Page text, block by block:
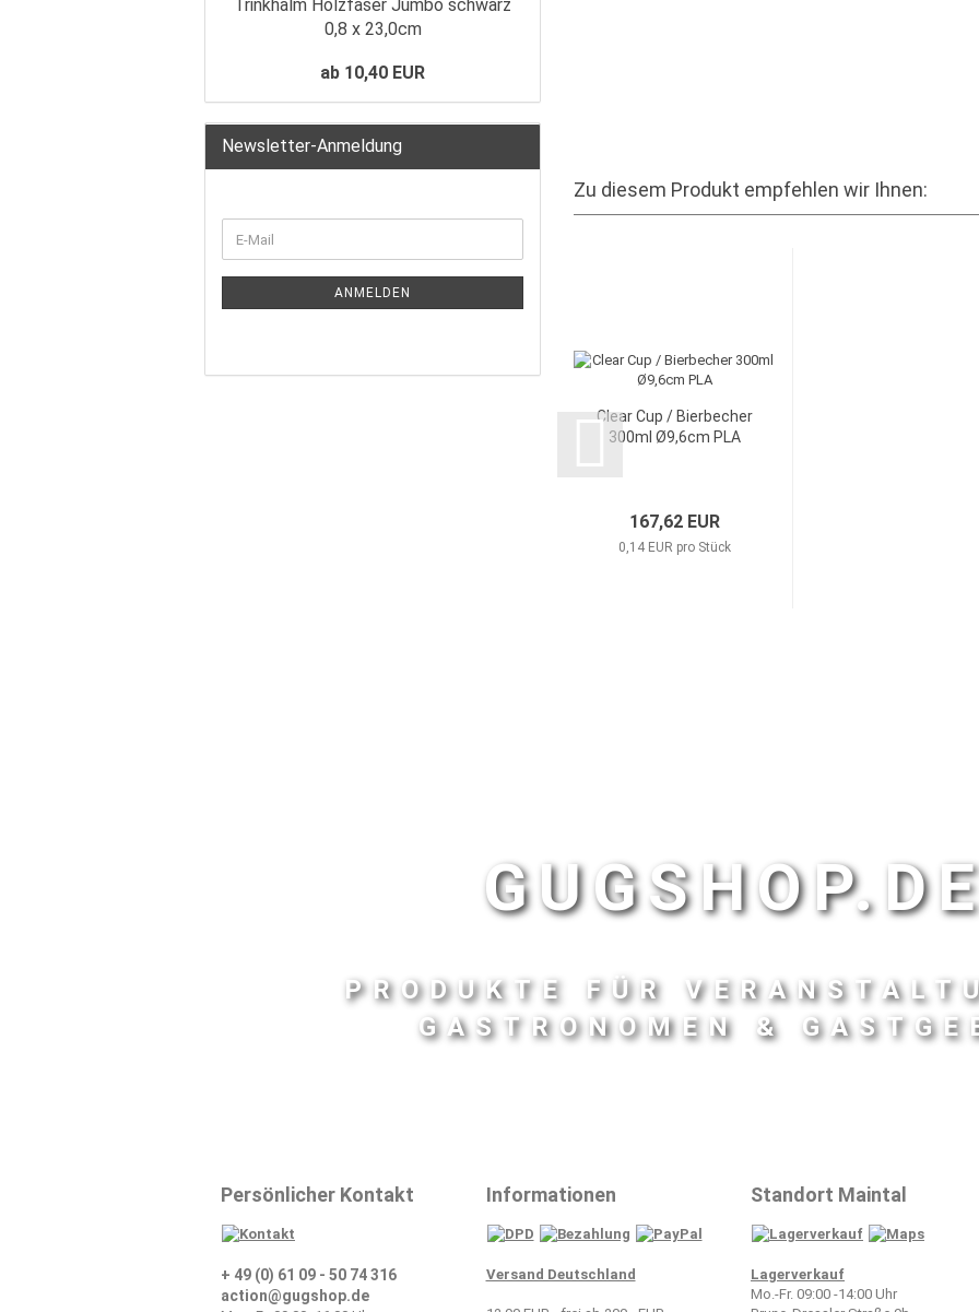
Zu diesem Produkt empfehlen wir Ihnen:
Clear Cup / Bierbecher
300ml Ø9,6cm PLA
167,62 EUR
0,14 EUR pro Stück
Trinkhalm Holzfaser Jumbo schwarz
0,8 x 23,0cm
ab 10,40 EUR
Newsletter-Anmeldung
ANMELDEN
GUGSHOP.DE
PRODUKTE FÜR
GASTRONOMEN &
Persönlicher Kontakt
+ 49 (0) 61 09 - 50 74 316
action@gugshop.de
Informationen
Versand Deutschland
Standort Maintal
Lagerverkauf
Mo.-Fr. 09:00 -14:00 Uhr